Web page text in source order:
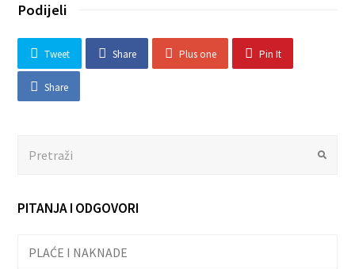
Podijeli
Tweet Share Plus one Pin It
Share
Submit
PITANJA I ODGOVORI
PLAĆE I NAKNADE